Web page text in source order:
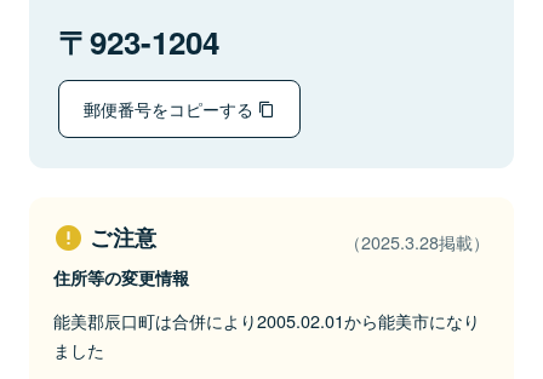
923-1204
郵便番号をコピーする
ご注意 （2025.3.28掲載）
住所等の変更情報
能美郡辰口町は合併により2005.02.01から能美市になり
ました